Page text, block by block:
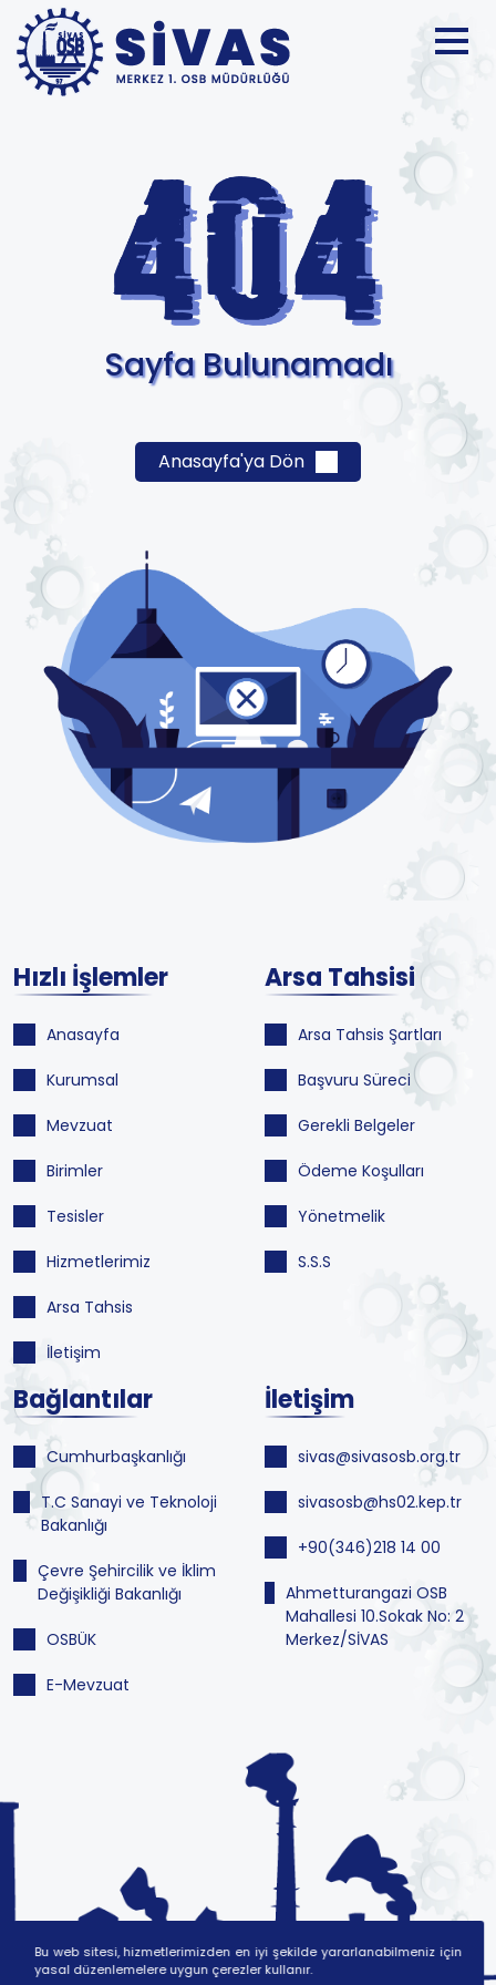
Sayfa Bulunamadı
Anasayfa'ya Dön
Hızlı İşlemler
Anasayfa
Kurumsal
Mevzuat
Birimler
Tesisler
Hizmetlerimiz
Arsa Tahsis
İletişim
Arsa Tahsisi
Arsa Tahsis Şartları
Başvuru Süreci
Gerekli Belgeler
Ödeme Koşulları
Yönetmelik
S.S.S
Bağlantılar
Cumhurbaşkanlığı
T.C Sanayi ve Teknoloji
Bakanlığı
Çevre Şehircilik ve İklim
Değişikliği Bakanlığı
OSBÜK
E-Mevzuat
İletişim
sivas@sivasosb.org.tr
sivasosb@hs02.kep.tr
+90(346)218 14 00
Ahmetturangazi OSB
Mahallesi 10.Sokak No: 2
Merkez/SİVAS
Bu web sitesi, hizmetlerimizden en iyi şekilde yararlanabilmeniz için
yasal düzenlemelere uygun çerezler kullanır.